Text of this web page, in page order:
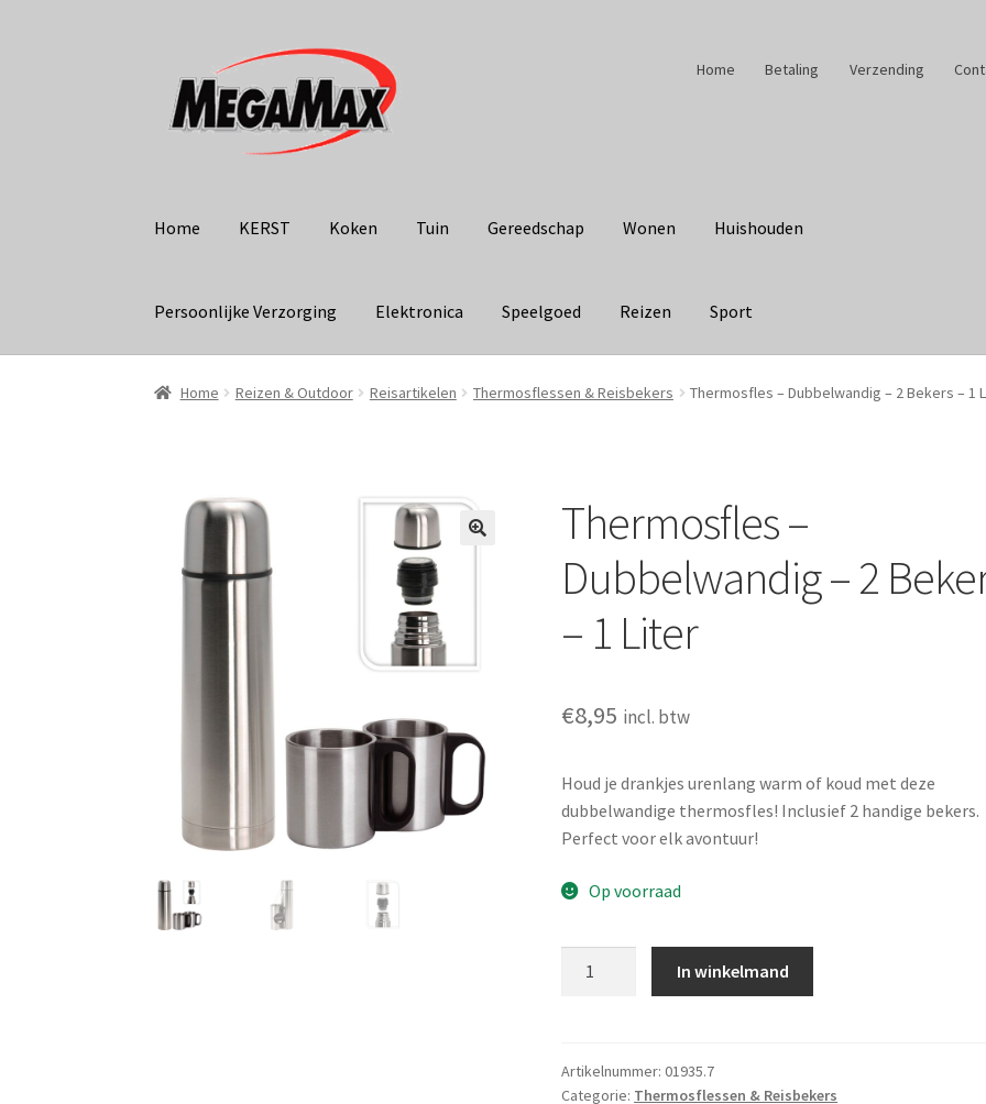
door
naar
naar
Home Betaling Verzending
Home KERST Koken Tuin Gereedschap Wonen Huishouden
Persoonlijke Verzorging Elektronica Speelgoed Reizen Sport
Home Reizen & Outdoor Reisartikelen Thermosflessen & Reisbekers Thermosfles – Dubbelwandig – 2 Bekers – 1
Thermosfles –
Dubbelwandig – 2
– 1 Liter
€8,95 incl. btw
Houd je drankjes urenlang warm of koud met deze
dubbelwandige thermosfles! Inclusief 2 handige bekers.
Perfect voor elk avontuur!
Op voorraad
2
Bekers
In winkelmand
Artikelnummer:01935.7
Categorie: Thermosflessen & Reisbekers